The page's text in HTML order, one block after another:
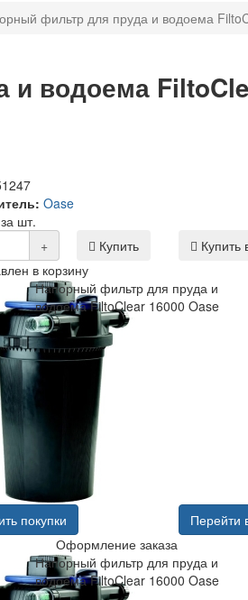
фильтр для пруда и водоема
водоема
Oase
шт.
+ Купить
Купить
в корзину
Напорный фильтр для пруда и
водоема FiltoClear 16000 Oase
покупки
Перейти
Оформление заказа
Напорный фильтр для пруда и
водоема FiltoClear 16000 Oase